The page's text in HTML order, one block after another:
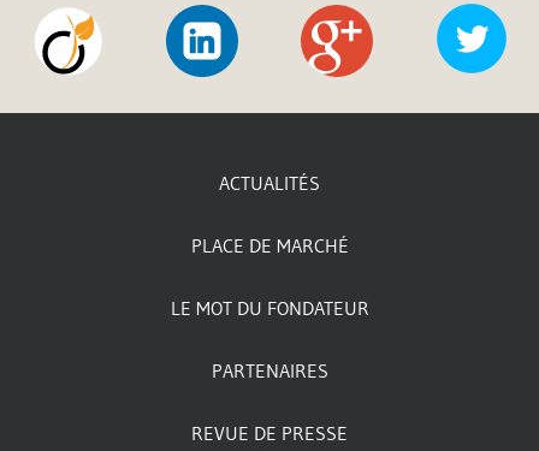
LinkedIn
ACTUALITÉS
PLACE DE MARCHÉ
LE MOT DU FONDATEUR
PARTENAIRES
REVUE DE PRESSE